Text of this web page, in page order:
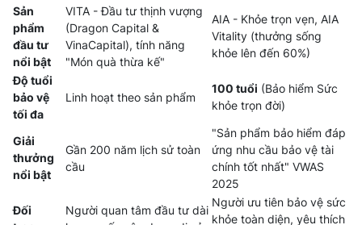
Sản
phẩm
đầu tư
nổi bật
VITA - Đầu tư thịnh vượng
(Dragon Capital &
VinaCapital), tính năng
"Món quà thừa kế"
AIA - Khỏe trọn vẹn, AIA
Vitality (thưởng sống
khỏe lên đến 60%)
Độ tuổi
bảo vệ
tối đa
Linh hoạt theo sản phẩm
100 tuổi (Bảo hiểm Sức
khỏe trọn đời)
Giải
thưởng
nổi bật
Gần 200 năm lịch sử toàn
cầu
"Sản phẩm bảo hiểm đáp
ứng nhu cầu bảo vệ tài
chính tốt nhất" VWAS
2025
Đối
Người quan tâm đầu tư dài
Người ưu tiên bảo vệ sức
khỏe toàn diện, yêu thích